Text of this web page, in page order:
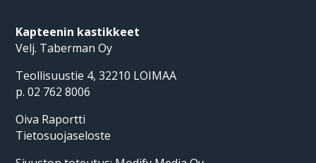
Kapteenin kastikkeet
Velj. Taberman Oy
Teollisuustie 4, 32210 LOIMAA
p. 02 762 8006
Oiva Raportti
Tietosuojaseloste